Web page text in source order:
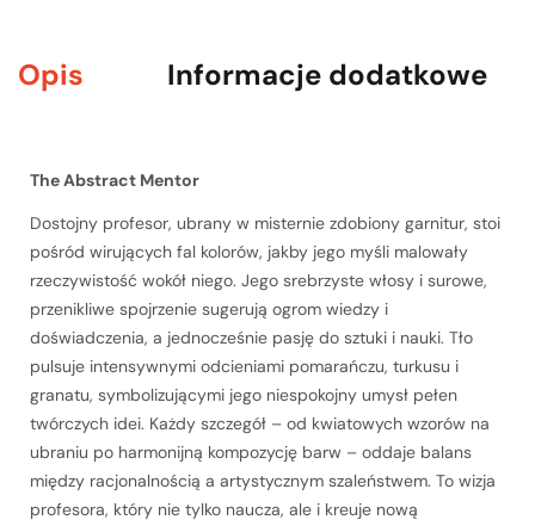
Opis Informacje dodatkowe
The Abstract Mentor
Dostojny profesor, ubrany w misternie zdobiony garnitur, stoi
pośród wirujących fal kolorów, jakby jego myśli malowały
rzeczywistość wokół niego. Jego srebrzyste włosy i surowe,
przenikliwe spojrzenie sugerują ogrom wiedzy i
doświadczenia, a jednocześnie pasję do sztuki i nauki. Tło
pulsuje intensywnymi odcieniami pomarańczu, turkusu i
granatu, symbolizującymi jego niespokojny umysł pełen
twórczych idei. Każdy szczegół – od kwiatowych wzorów na
ubraniu po harmonijną kompozycję barw – oddaje balans
między racjonalnością a artystycznym szaleństwem. To wizja
profesora, który nie tylko naucza, ale i kreuje nową